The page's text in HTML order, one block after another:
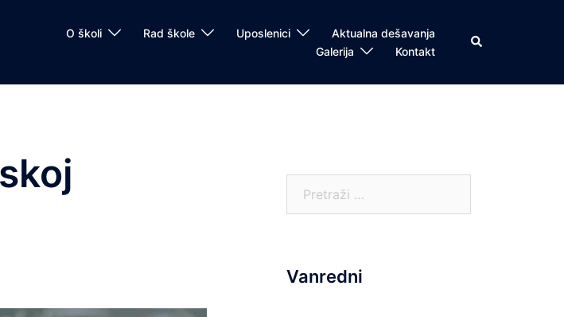
O školi Rad škole Uposlenici
Aktualna dešavanja
Galerija
Kontakt
Search
Vanredni